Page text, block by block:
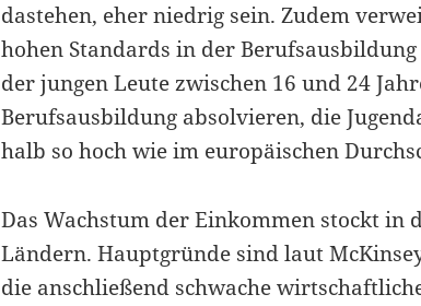
dastehen, eher niedrig sein. Zudem
hohen Standards in der
der jungen Leute zwischen 16 und 24
Berufsausbildung absolvieren, die
halb so hoch wie im europäischen
Das Wachstum der Einkommen stockt in
Ländern. Hauptgründe sind laut
die anschließend schwache